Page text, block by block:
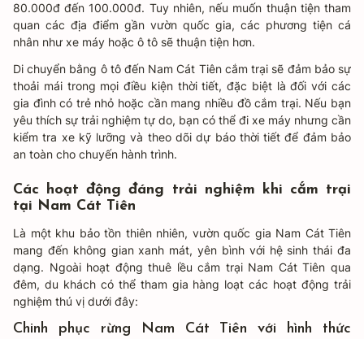
80.000đ đến 100.000đ. Tuy nhiên, nếu muốn thuận tiện tham
quan các địa điểm gần vườn quốc gia, các phương tiện cá
nhân như xe máy hoặc ô tô sẽ thuận tiện hơn.
Di chuyển bằng ô tô đến Nam Cát Tiên cắm trại​ sẽ đảm bảo sự
thoải mái trong mọi điều kiện thời tiết, đặc biệt là đối với các
gia đình có trẻ nhỏ hoặc cần mang nhiều đồ cắm trại. Nếu bạn
yêu thích sự trải nghiệm tự do, bạn có thể đi xe máy nhưng cần
kiểm tra xe kỹ lưỡng và theo dõi dự báo thời tiết để đảm bảo
an toàn cho chuyến hành trình.
Các hoạt động đáng trải nghiệm khi cắm trại
tại Nam Cát Tiên
Là một khu bảo tồn thiên nhiên, vườn quốc gia Nam Cát Tiên
mang đến không gian xanh mát, yên bình với hệ sinh thái đa
dạng. Ngoài hoạt động thuê lều cắm trại Nam Cát Tiên qua
đêm, du khách có thể tham gia hàng loạt các hoạt động trải
nghiệm thú vị dưới đây:
Chinh phục rừng Nam Cát Tiên với hình thức